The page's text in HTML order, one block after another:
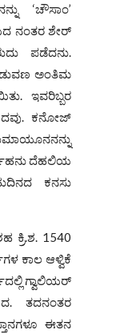
‘ಚೌಸಾಂ’
ನಂತರ ಶೇರ್
ಪಡೆದನು.
ಅಂತಿಮ
ಇವರಿಬ್ಬರ
ಕನೋಜ್
ದೆಹಲಿಯ
ಕನಸು
1540
ಕಾಲ ಆಳ್ವಿಕೆ
ಗ್ವಾಲಿಯರ್
ತದನಂತರ
ಈತನ